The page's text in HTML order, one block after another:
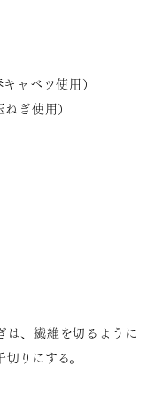
ャベツ使用）
ぎ使用）
は、繊維を切るように
りにする。